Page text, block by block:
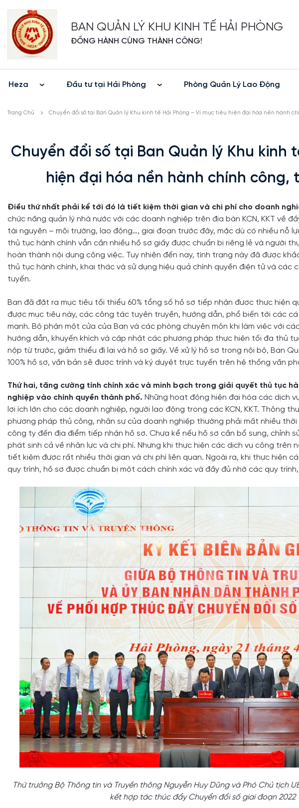
BAN QUẢN LÝ KHU KINH TẾ HẢI PHÒNG
ĐỒNG HÀNH CÙNG THÀNH CÔNG!
Heza Đầu tư tại Hải Phòng Phòng Quản Lý Lao Động
Trang Chủ Chuyển đổi số tại Ban Quản lý Khu kinh tế Hải Phòng – Vì mục tiêu hiện đại hóa nền hành
Chuyển đổi số tại Ban Quản lý Khu kinh
hiện đại hóa nền hành chính công,
Điều thứ nhất phải kể tới đó là tiết kiệm thời gian và chi phí cho doanh
chức năng quản lý nhà nước với các doanh nghiệp trên địa bàn KCN, KKT về
tài nguyên – môi trường, lao động…, giai đoạn trước đây, mặc dù có nhiều nỗ
thủ tục hành chính vẫn cần nhiều hồ sơ giấy được chuẩn bị riêng lẻ và người
hoàn thành nội dung công việc. Tuy nhiên đến nay, tình trạng này đã được
thủ tục hành chính, khai thác và sử dụng hiệu quả chính quyền điện tử và các
tuyến.
Ban đã đặt ra mục tiêu tối thiểu 60% tổng số hồ sơ tiếp nhận được thực hiện
được mục tiêu này, các công tác tuyên truyền, hướng dẫn, phổ biến tới các
mạnh. Bộ phận một cửa của Ban và các phòng chuyên môn khi làm việc với
hướng dẫn, khuyến khích và cập nhật các phương pháp thực hiện tối đa thủ
nộp từ trước, giảm thiểu đi lại và hồ sơ giấy. Về xử lý hồ sơ trong nội bộ, Ban
100% hồ sơ, văn bản sẽ được trình và ký duyệt trực tuyến trên hệ thống văn
Thứ hai, tăng cường tính chính xác và minh bạch trong giải quyết thủ tục
nghiệp vào chính quyền thành phố. Những hoạt động hiện đại hóa các dịch
lợi ích lớn cho các doanh nghiệp, người lao động trong các KCN, KKT. Thông
phương pháp thủ công, nhân sự của doanh nghiệp thường phải mất nhiều
công ty đến địa điểm tiếp nhận hồ sơ. Chưa kể nếu hồ sơ cần bổ sung, chỉnh
phát sinh cả về nhân lực và chi phí. Nhưng khi thực hiện các dịch vụ công
tiết kiệm được rất nhiều thời gian và chi phí liên quan. Ngoài ra, khi thực hiện
quy trình, hồ sơ được chuẩn bị một cách chính xác và đầy đủ nhờ các quy
Thứ trưởng Bộ Thông tin và Truyền thông Nguyễn Huy Dũng và Phó Chủ tịch
kết hợp tác thúc đẩy Chuyển đổi số giai đoạn 2022